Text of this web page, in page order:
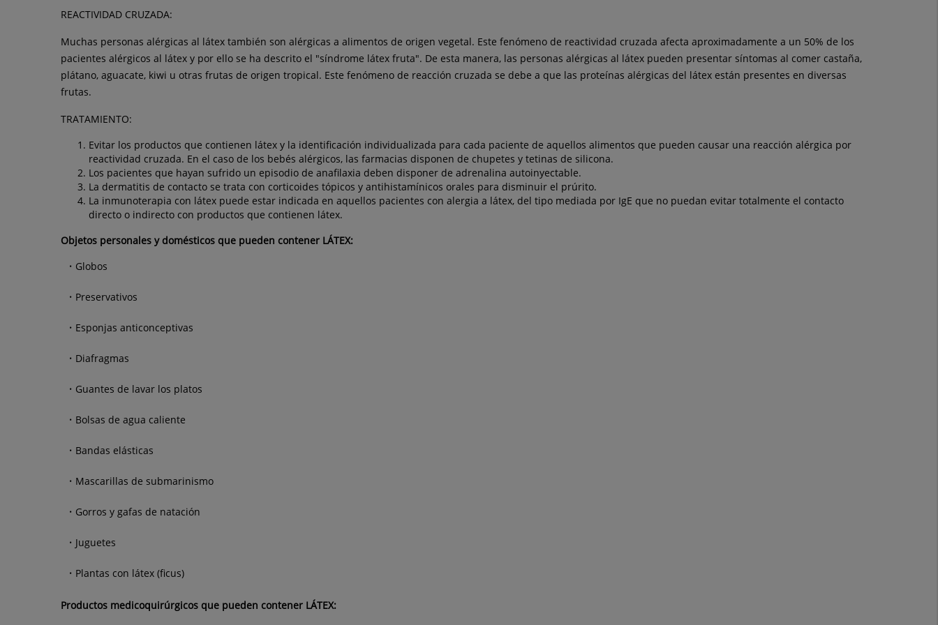
REACTIVIDAD CRUZADA:
Muchas personas alérgicas al látex también son alérgicas a alimentos de origen vegetal. Este fenómeno de reactividad cruzada afecta aproximadamente a un 50% de los
pacientes alérgicos al látex y por ello se ha descrito el "síndrome látex fruta". De esta manera, las personas alérgicas al látex pueden presentar síntomas al comer castaña,
plátano, aguacate, kiwi u otras frutas de origen tropical. Este fenómeno de reacción cruzada se debe a que las proteínas alérgicas del látex están presentes en diversas
frutas.
TRATAMIENTO:
Evitar los productos que contienen látex y la identificación individualizada para cada paciente de aquellos alimentos que pueden causar una reacción alérgica por
reactividad cruzada. En el caso de los bebés alérgicos, las farmacias disponen de chupetes y tetinas de silicona.
Los pacientes que hayan sufrido un episodio de anafilaxia deben disponer de adrenalina autoinyectable.
La dermatitis de contacto se trata con corticoides tópicos y antihistamínicos orales para disminuir el prúrito.
La inmunoterapia con látex puede estar indicada en aquellos pacientes con alergia a látex, del tipo mediada por IgE que no puedan evitar totalmente el contacto
directo o indirecto con productos que contienen látex.
Objetos personales y domésticos que pueden contener LÁTEX:
Globos
Preservativos
Esponjas anticonceptivas
Diafragmas
Guantes de lavar los platos
Bolsas de agua caliente
Bandas elásticas
Mascarillas de submarinismo
Gorros y gafas de natación
Juguetes
Plantas con látex (ficus)
Productos medicoquirúrgicos que pueden contener LÁTEX: